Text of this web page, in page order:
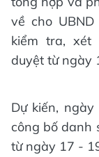
về cho
kiểm tra, xét
duyệt từ ngày
Dự kiến,
công bố danh
từ ngày 17 -